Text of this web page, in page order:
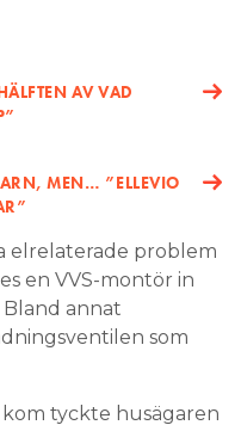
AV VAD
MEN… ”ELLEVIO
elrelaterade problem
en VVS-montör in
Bland annat
som
kom tyckte husägaren